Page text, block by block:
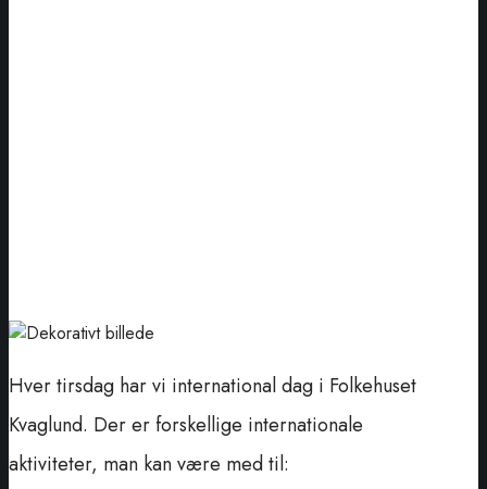
Hver tirsdag har vi international dag i Folkehuset
Kvaglund. Der er forskellige internationale
aktiviteter, man kan være med til: